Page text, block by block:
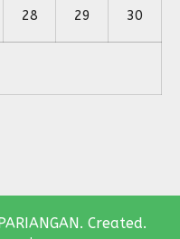
28 29 30
Created.